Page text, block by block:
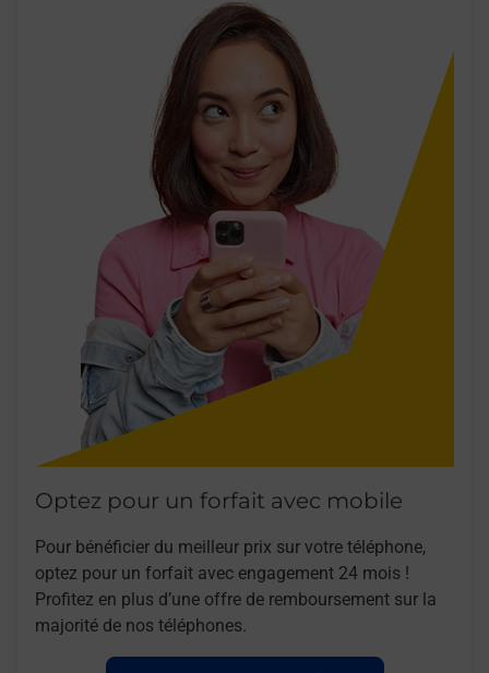
Optez pour un forfait avec mobile
Pour bénéficier du meilleur prix sur votre téléphone,
optez pour un forfait avec engagement 24 mois !
Profitez en plus d’une offre de remboursement sur la
majorité de nos téléphones.